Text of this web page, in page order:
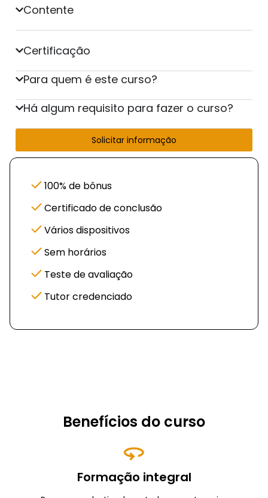
Contente
Certificação
Para quem é este curso?
Há algum requisito para fazer o curso?
Solicitar informação
100% de bônus
Certificado de conclusão
Vários dispositivos
Sem horários
Teste de avaliação
Tutor credenciado
Benefícios do curso
Formação integral